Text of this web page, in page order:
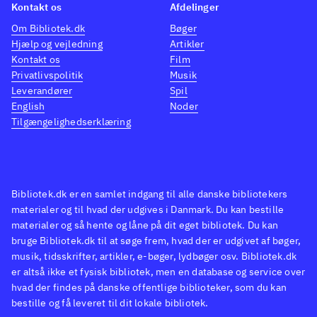
Chewbakka osv. Og grisene er
naturligvis Imperiet. Darth
Vader-grisen med dåse-øf-lyde
er ganske simpelt genial.
Styringen fungerer bedst på Wii
U. Både Wii og Wii U har
multiplayer for op til 4 spillere,
Angry birds trilogy som
indeholder alle de originale
baner plus "Rio" og "Seasons".
Angry birds er stadig et
fantastisk underholdende
koncept og med Star wars er det
til topkarakter. Casual gaming
hvor
gribe
wars
Bibliotek.dk er en samlet indgang til alle danske bibliotekers
materialer og til hvad der udgives i Danmark. Du kan bestille
materialer og så hente og låne på dit eget bibliotek. Du kan
bruge Bibliotek.dk til at søge frem, hvad der er udgivet af bøger,
musik, tidsskrifter, artikler, e-bøger, lydbøger osv. Bibliotek.dk
er altså ikke et fysisk bibliotek, men en database og service over
hvad der findes på danske offentlige biblioteker, som du kan
bestille og få leveret til dit lokale bibliotek.
Kontakt os
Om Bibliotek.dk
Hjælp og vejledning
Kontakt os
Privatlivspolitik
Leverandører
English
Tilgængelighedserklæring
Afdelinger
Bøger
Artikler
Film
Musik
Spil
Noder